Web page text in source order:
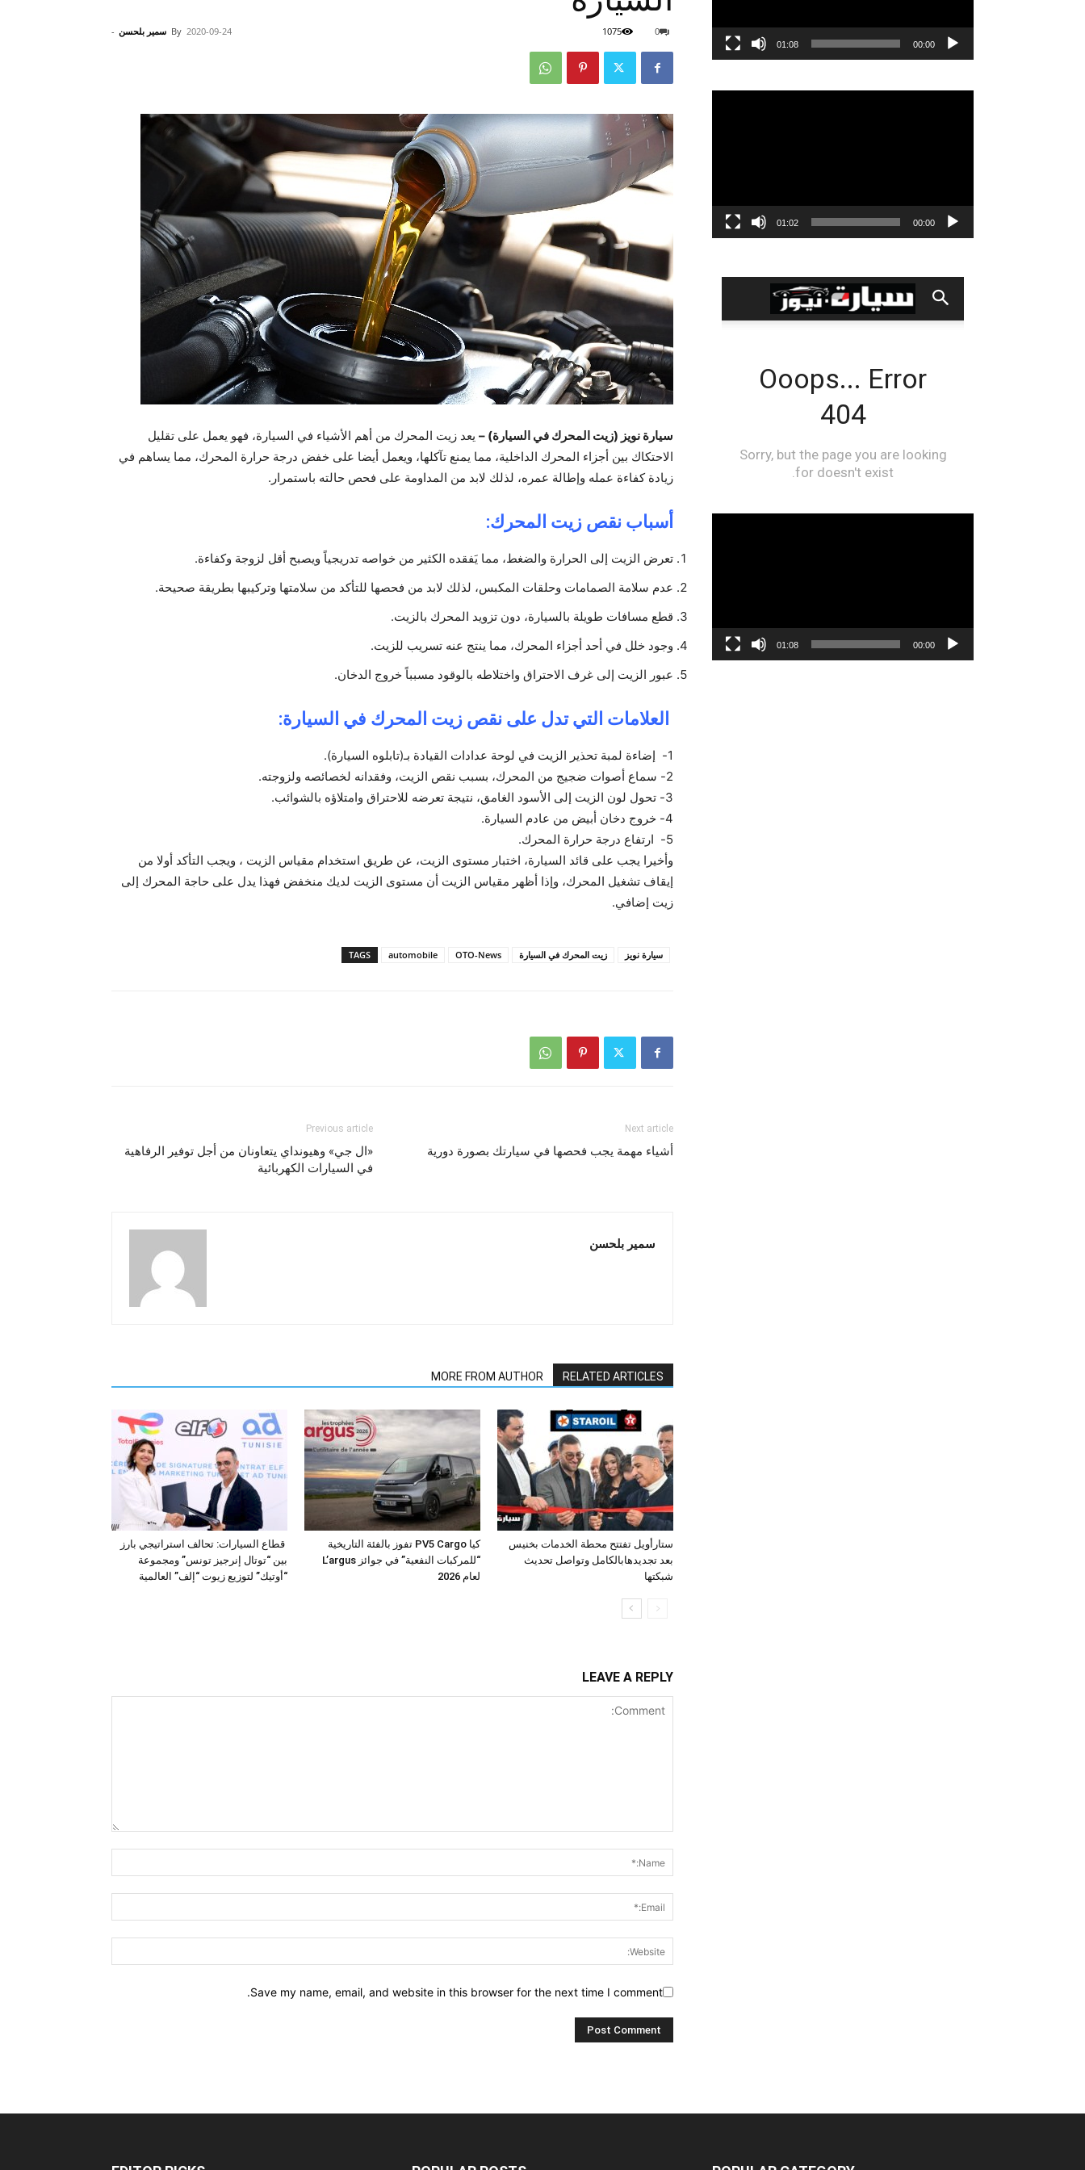
By سمير بلحسن - 2020-09-24 0
1075
سيارة نويز (زيت المحرك في السيارة) – يعد زيت المحرك من أهم الأشياء في السيارة، فهو يعمل على تقليل
الاحتكاك بين أجزاء المحرك الداخلية، مما يمنع تآكلها، ويعمل أيضا على خفض درجة حرارة المحرك، مما يساهم في
زيادة كفاءة عمله وإطالة عمره، لذلك لابد من المداومة على فحص حالته باستمرار.
أسباب نقص زيت المحرك:
تعرض الزيت إلى الحرارة والضغط، مما يَفقده الكثير من خواصه تدريجياً ويصبح أقل لزوجة وكفاءة.
عدم سلامة الصمامات وحلقات المكبس، لذلك لابد من فحصها للتأكد من سلامتها وتركيبها بطريقة صحيحة.
قطع مسافات طويلة بالسيارة، دون تزويد المحرك بالزيت.
وجود خلل في أحد أجزاء المحرك، مما ينتج عنه تسريب للزيت.
عبور الزيت إلى غرف الاحتراق واختلاطه بالوقود مسبباً خروج الدخان.
العلامات التي تدل على نقص زيت المحرك في السيارة:
1- إضاءة لمبة تحذير الزيت في لوحة عدادات القيادة بـ(تابلوه السيارة).
2- سماع أصوات ضجيج من المحرك، بسبب نقص الزيت، وفقدانه لخصائصه ولزوجته.
3- تحول لون الزيت إلى الأسود الغامق، نتيجة تعرضه للاحتراق وامتلاؤه بالشوائب.
4- خروج دخان أبيض من عادم السيارة.
5- ارتفاع درجة حرارة المحرك.
وأخيرا يجب على قائد السيارة، اختبار مستوى الزيت، عن طريق استخدام مقياس الزيت ، ويجب التأكد أولا من
إيقاف تشغيل المحرك، وإذا أظهر مقياس الزيت أن مستوى الزيت لديك منخفض فهذا يدل على حاجة المحرك إلى
زيت إضافي.
TAGS automobile OTO-News زيت المحرك في السيارة سيارة نويز
Previous article
«ال جي» وهيونداي يتعاونان من أجل توفير الرفاهية
في السيارات الكهربائية
Next article
أشياء مهمة يجب فحصها في سيارتك بصورة دورية
سمير بلحسن
RELATED ARTICLES
MORE FROM AUTHOR
قطاع السيارات: تحالف استراتيجي بارز
بين “توتال إنرجيز تونس” ومجموعة
“أوتيك” لتوزيع زيوت “إلف” العالمية
كيا PV5 Cargo تفوز بالفئة التاريخية
“للمركبات النفعية” في جوائز L’argus
لعام 2026
ستارأويل تفتتح محطة الخدمات بخنيس
بعد تجديدهابالكامل وتواصل تحديث
شبكتها
LEAVE A REPLY
Save my name, email, and website in this browser for the next time I comment.
00:00
01:08
00:00
01:02
00:00
01:08